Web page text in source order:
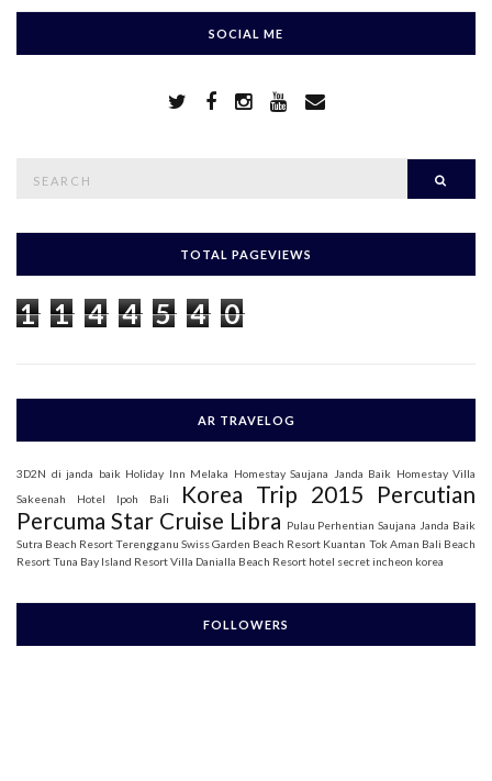
SOCIAL ME
c
f
r
:
TOTAL PAGEVIEWS
1 1 4 4 5 4 0
AR TRAVELOG
3D2N di janda baik Holiday Inn Melaka Homestay Saujana Janda Baik Homestay Villa
Sakeenah
Hotel Ipoh Bali Korea Trip 2015 Percutian
Percuma Star Cruise Libra Pulau Perhentian Saujana Janda Baik
Sutra Beach Resort Terengganu Swiss Garden Beach Resort Kuantan Tok Aman Bali Beach
ResortTuna Bay Island ResortVilla Danialla Beach Resort hotel secret incheon korea
FOLLOWERS